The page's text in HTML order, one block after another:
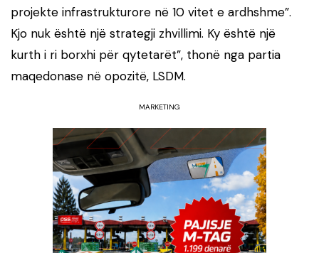
projekte infrastrukturore në 10 vitet e ardhshme”.
Kjo nuk është një strategji zhvillimi. Ky është një
kurth i ri borxhi për qytetarët”, thonë nga partia
maqedonase në opozitë, LSDM.
MARKETING